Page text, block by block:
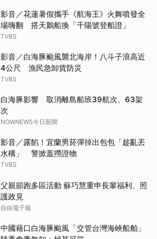
影音／花蓮暑假攜手《航海王》火舞噴發全
場嗨翻 搭天鵝船換「千陽號登船證」
TVBS
影音／白海豚颱風襲北海岸！八斗子浪高近
4公尺 漁民急卸貨防災
TVBS
白海豚影響 取消離島船班39航次、63架
次
NOWNEWS今日新聞
影音／露餡！宜蘭男菸彈掉出包包「趁亂丟
水構」 警掀蓋撈證物
TVBS
父親節跑多區活動 蘇巧慧重申長輩福利、照
護政見
自由電子報
中國藉口白海豚颱風「交管台灣海峽船舶」